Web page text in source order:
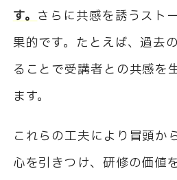
す。さらに共感を誘うスト
果的です。たとえば、過去
ることで受講者との共感を
ます。
これらの工夫により冒頭か
心を引きつけ、研修の価値